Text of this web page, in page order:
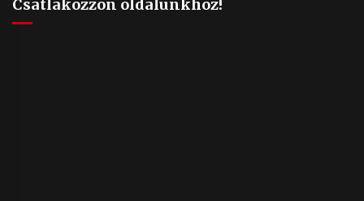
Csatlakozzon oldalunkhoz!